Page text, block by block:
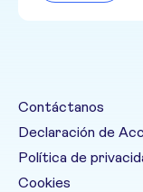
Contáctanos
Declaración de
Política de
Cookies